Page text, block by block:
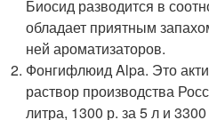
Биосид разводится в
обладает приятным
ней ароматизаторов.
Фонгифлюид Alpa. Это
раствор производства
литра, 1300 р. за 5 л и